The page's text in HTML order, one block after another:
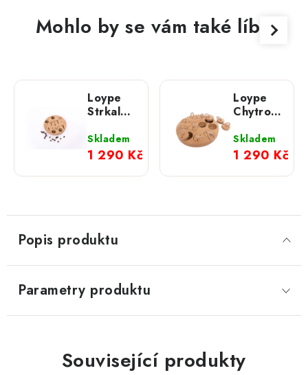
Mohlo by se vám také líbit
Loype
Strkal
pro psa
Skladem
1 290 Kč
Loype
Chytrolín
pro psa
Skladem
1 290 Kč
Popis produktu
Parametry produktu
Související produkty